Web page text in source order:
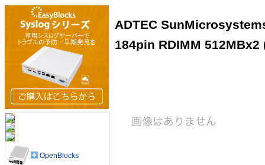
ADTEC
184pin RDIMM 512MBx2
OpenBlocks